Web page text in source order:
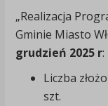
„Realizacja
Gminie Miasto
grudzień 2025 r:
Liczba
szt.